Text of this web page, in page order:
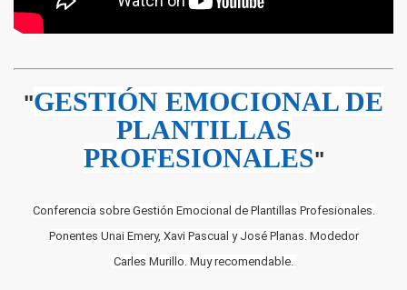
"GESTIÓN EMOCIONAL DE
PLANTILLAS
PROFESIONALES"
Conferencia sobre Gestión Emocional de Plantillas Profesionales.
Ponentes Unai Emery, Xavi Pascual y José Planas. Modedor
Carles Murillo. Muy recomendable.